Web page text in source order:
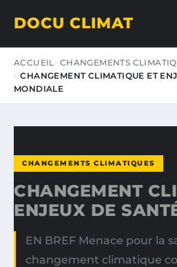
DOCU CLIMAT
ACCUEIL CHANGEMENTS
CHANGEMENT CLIMATIQUE ET
MONDIALE
CHANGEMENTS CLIMATIQUES
CHANGEMENT
ENJEUX DE
EN BREF Menace pour la
changement climatique